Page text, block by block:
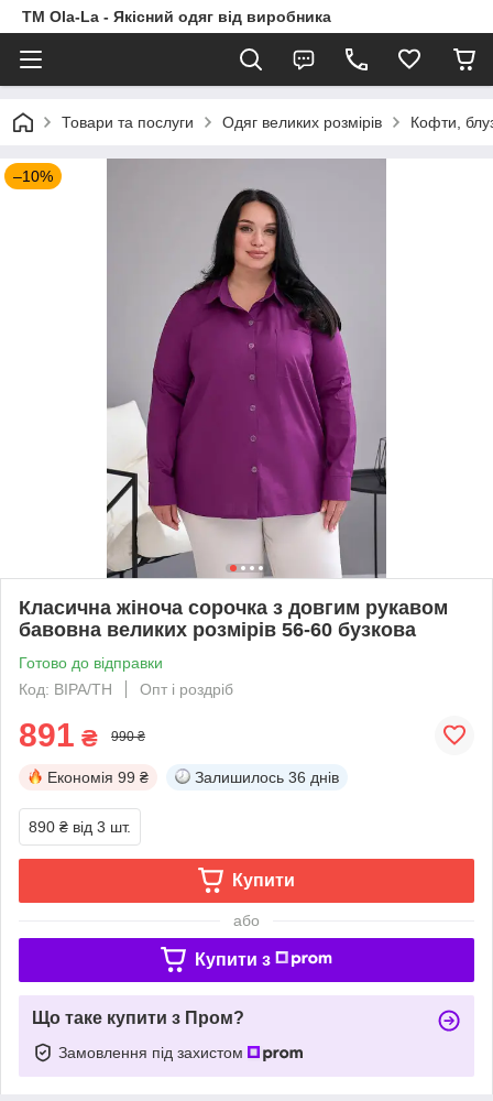
TM Ola-La - Якісний одяг від виробника
Товари та послуги Одяг великих розмірів Кофти,
–10%
Класична жіноча сорочка з довгим рукавом
бавовна великих розмірів 56-60 бузкова
Готово до відправки
Код: ВІРА/ТН
Опт і роздріб
891 ₴ 990 ₴
Економія 99 ₴ Залишилось 36 днів
890 ₴ від 3 шт.
Купити
або
Купити з
Що таке купити з Пром?
Замовлення під захистом